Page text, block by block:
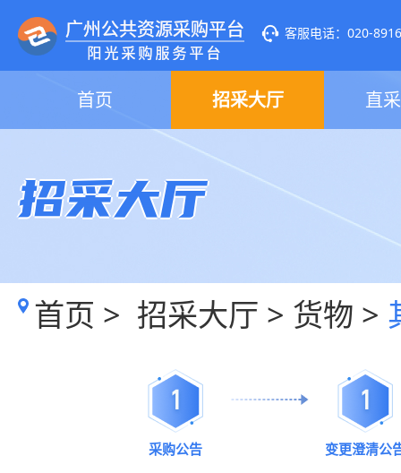
客服电话：020-
首页 招采大厅 直
招采大厅
首页 > 招采大厅 > 货物 >
1
采购公告
1
变更澄清公